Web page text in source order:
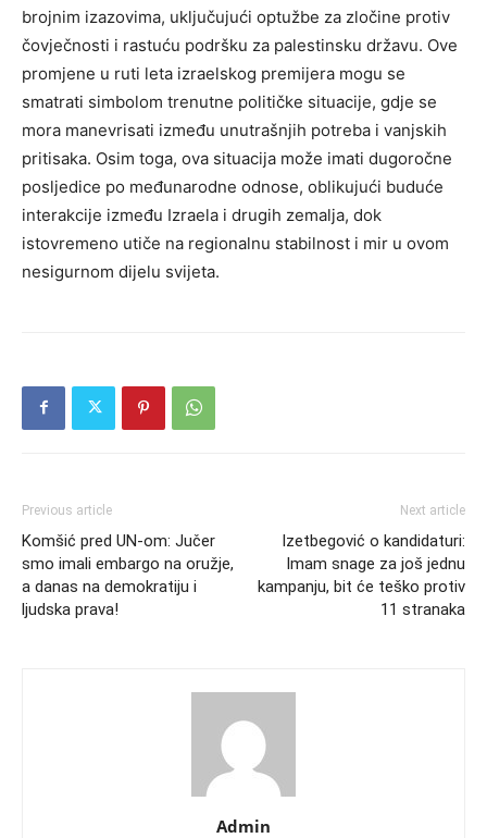
brojnim izazovima, uključujući optužbe za zločine protiv
čovječnosti i rastuću podršku za palestinsku državu. Ove
promjene u ruti leta izraelskog premijera mogu se
smatrati simbolom trenutne političke situacije, gdje se
mora manevrisati između unutrašnjih potreba i vanjskih
pritisaka. Osim toga, ova situacija može imati dugoročne
posljedice po međunarodne odnose, oblikujući buduće
interakcije između Izraela i drugih zemalja, dok
istovremeno utiče na regionalnu stabilnost i mir u ovom
nesigurnom dijelu svijeta.
Previous article
Komšić pred UN-om: Jučer
smo imali embargo na oružje,
a danas na demokratiju i
ljudska prava!
Next article
Izetbegović o kandidaturi:
Imam snage za još jednu
kampanju, bit će teško protiv
11 stranaka
Admin